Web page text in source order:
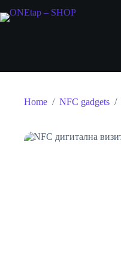
to
Home / NFC gadgets /